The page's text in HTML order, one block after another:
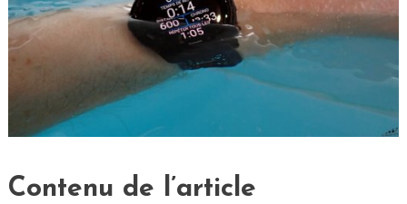
Contenu de l’article